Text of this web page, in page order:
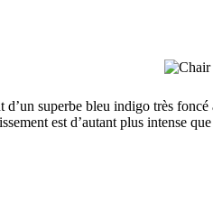
d’un superbe bleu indigo très foncé
est d’autant plus intense que